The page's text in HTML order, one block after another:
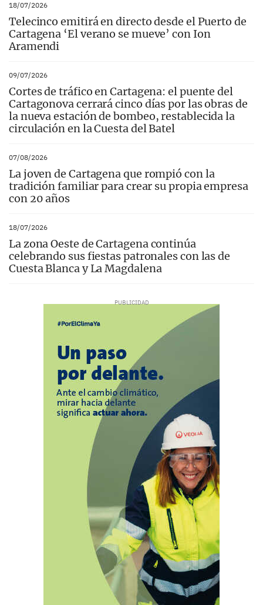
18/07/2026
Telecinco emitirá en directo desde el Puerto de
Cartagena ‘El verano se mueve’ con Ion
Aramendi
09/07/2026
Cortes de tráfico en Cartagena: el puente del
Cartagonova cerrará cinco días por las obras de
la nueva estación de bombeo, restablecida la
circulación en la Cuesta del Batel
07/08/2026
La joven de Cartagena que rompió con la
tradición familiar para crear su propia empresa
con 20 años
18/07/2026
La zona Oeste de Cartagena continúa
celebrando sus fiestas patronales con las de
Cuesta Blanca y La Magdalena